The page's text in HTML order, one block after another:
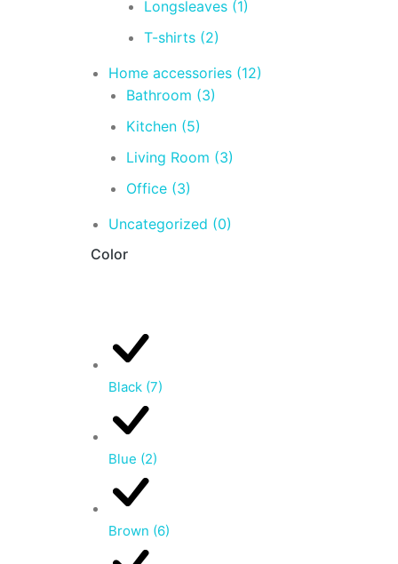
Longsleaves (1)
T-shirts (2)
Home accessories (12)
Bathroom (3)
Kitchen (5)
Living Room (3)
Office (3)
Uncategorized (0)
Color
Black (7)
Blue (2)
Brown (6)